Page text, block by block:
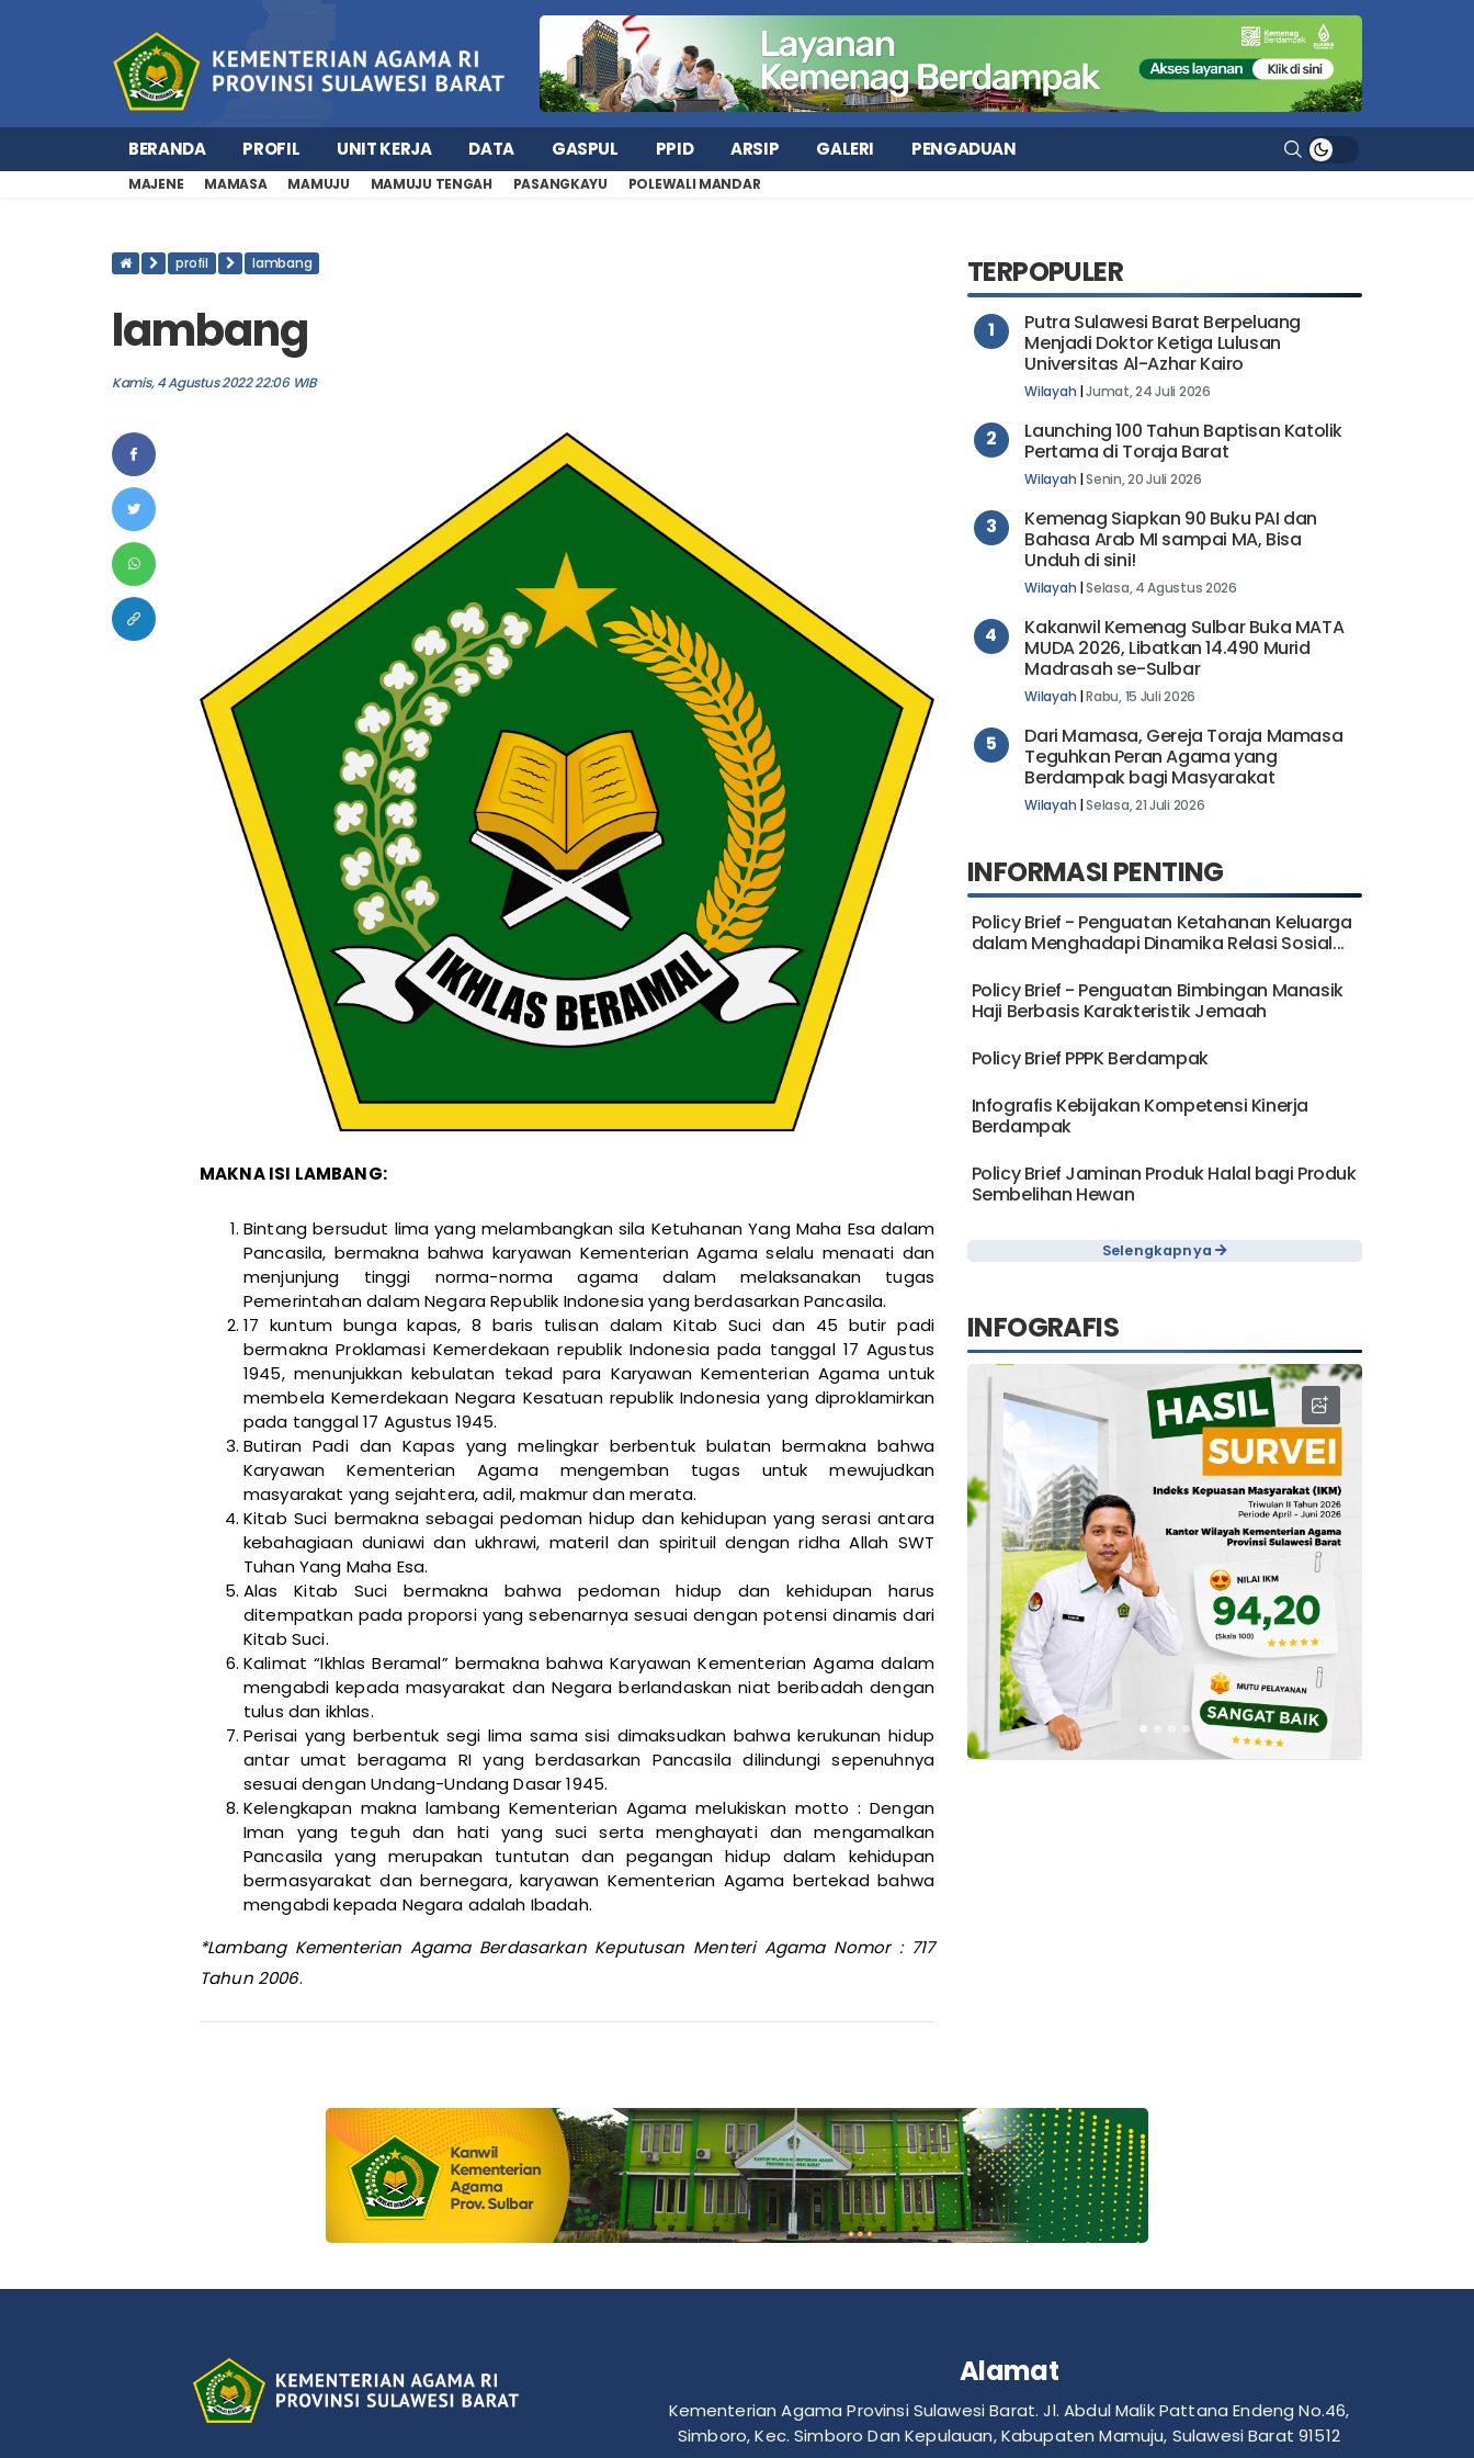
BERANDA PROFIL UNIT KERJA DATA GASPUL PPID ARSIP GALERI PENGADUAN
MAJENE MAMASA MAMUJU MAMUJU TENGAH PASANGKAYU POLEWALI MANDAR
profil lambang
lambang
Kamis, 4 Agustus 2022 22:06 WIB
MAKNA ISI LAMBANG:
Bintang bersudut lima yang melambangkan sila Ketuhanan Yang Maha Esa dalam
Pancasila, bermakna bahwa karyawan Kementerian Agama selalu menaati dan
menjunjung tinggi norma-norma agama dalam melaksanakan tugas
Pemerintahan dalam Negara Republik Indonesia yang berdasarkan Pancasila.
17 kuntum bunga kapas, 8 baris tulisan dalam Kitab Suci dan 45 butir padi
bermakna Proklamasi Kemerdekaan republik Indonesia pada tanggal 17 Agustus
1945, menunjukkan kebulatan tekad para Karyawan Kementerian Agama untuk
membela Kemerdekaan Negara Kesatuan republik Indonesia yang diproklamirkan
pada tanggal 17 Agustus 1945.
Butiran Padi dan Kapas yang melingkar berbentuk bulatan bermakna bahwa
Karyawan Kementerian Agama mengemban tugas untuk mewujudkan
masyarakat yang sejahtera, adil, makmur dan merata.
Kitab Suci bermakna sebagai pedoman hidup dan kehidupan yang serasi antara
kebahagiaan duniawi dan ukhrawi, materil dan spirituil dengan ridha Allah SWT
Tuhan Yang Maha Esa.
Alas Kitab Suci bermakna bahwa pedoman hidup dan kehidupan harus
ditempatkan pada proporsi yang sebenarnya sesuai dengan potensi dinamis dari
Kitab Suci.
Kalimat “Ikhlas Beramal” bermakna bahwa Karyawan Kementerian Agama dalam
mengabdi kepada masyarakat dan Negara berlandaskan niat beribadah dengan
tulus dan ikhlas.
Perisai yang berbentuk segi lima sama sisi dimaksudkan bahwa kerukunan hidup
antar umat beragama RI yang berdasarkan Pancasila dilindungi sepenuhnya
sesuai dengan Undang-Undang Dasar 1945.
Kelengkapan makna lambang Kementerian Agama melukiskan motto : Dengan
Iman yang teguh dan hati yang suci serta menghayati dan mengamalkan
Pancasila yang merupakan tuntutan dan pegangan hidup dalam kehidupan
bermasyarakat dan bernegara, karyawan Kementerian Agama bertekad bahwa
mengabdi kepada Negara adalah Ibadah.
*Lambang Kementerian Agama Berdasarkan Keputusan Menteri Agama Nomor : 717
Tahun 2006.
TERPOPULER
1
Putra Sulawesi Barat Berpeluang
Menjadi Doktor Ketiga Lulusan
Universitas Al-Azhar Kairo
Wilayah |Jumat, 24 Juli 2026
2
Launching 100 Tahun Baptisan Katolik
Pertama di Toraja Barat
Wilayah |Senin, 20 Juli 2026
3
Kemenag Siapkan 90 Buku PAI dan
Bahasa Arab MI sampai MA, Bisa
Unduh di sini!
Wilayah |Selasa, 4 Agustus 2026
4
Kakanwil Kemenag Sulbar Buka MATA
MUDA 2026, Libatkan 14.490 Murid
Madrasah se-Sulbar
Wilayah |Rabu, 15 Juli 2026
5
Dari Mamasa, Gereja Toraja Mamasa
Teguhkan Peran Agama yang
Berdampak bagi Masyarakat
Wilayah |Selasa, 21 Juli 2026
INFORMASI PENTING
Policy Brief - Penguatan Ketahanan Keluarga
dalam Menghadapi Dinamika Relasi Sosial...
Policy Brief - Penguatan Bimbingan Manasik
Haji Berbasis Karakteristik Jemaah
Policy Brief PPPK Berdampak
Infografis Kebijakan Kompetensi Kinerja
Berdampak
Policy Brief Jaminan Produk Halal bagi Produk
Sembelihan Hewan
Selengkapnya
INFOGRAFIS
Alamat
Kementerian Agama Provinsi Sulawesi Barat. Jl. Abdul Malik Pattana Endeng No.46,
Simboro, Kec. Simboro Dan Kepulauan, Kabupaten Mamuju, Sulawesi Barat 91512